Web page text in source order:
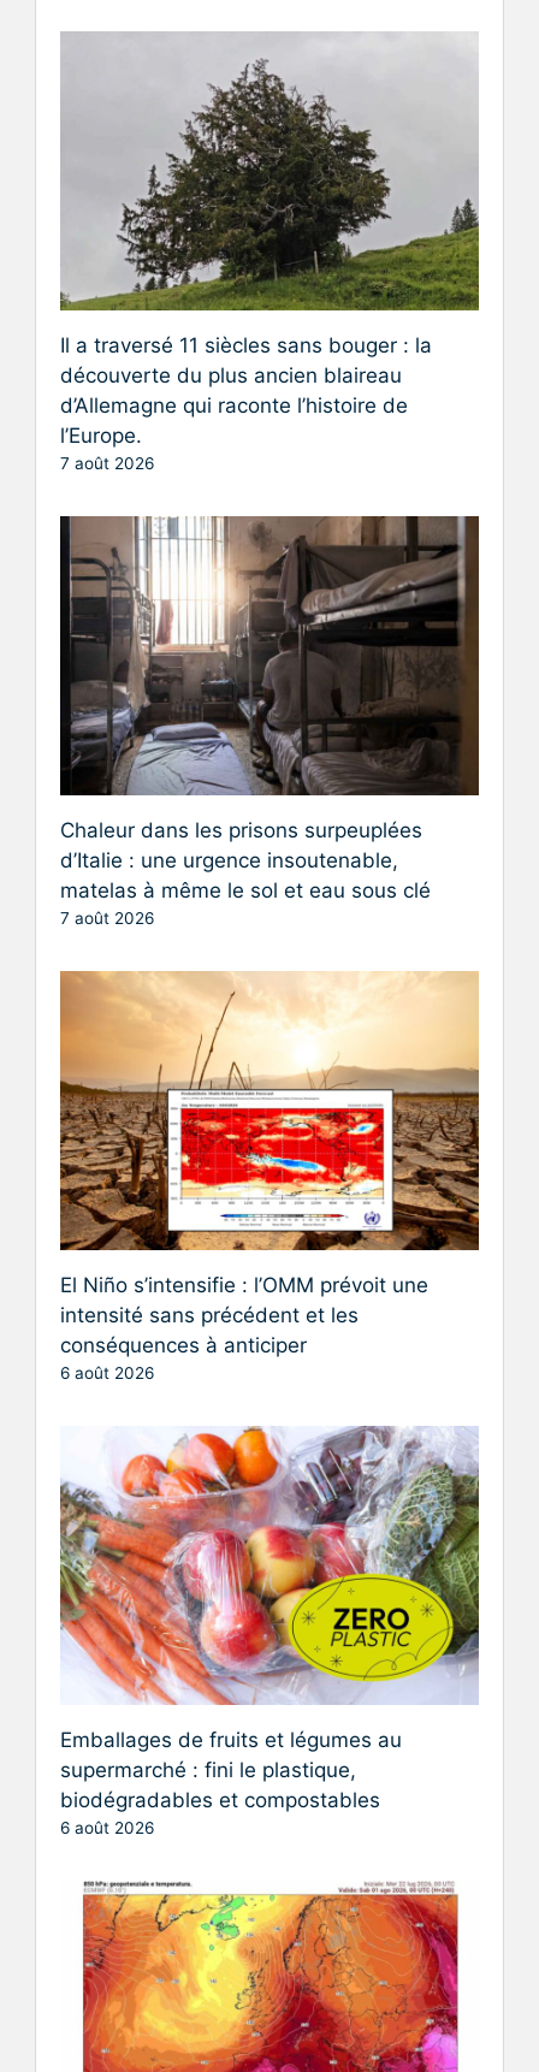
Il a traversé 11 siècles sans bouger : la
découverte du plus ancien blaireau
d’Allemagne qui raconte l’histoire de
l’Europe.
7 août 2026
Chaleur dans les prisons surpeuplées
d’Italie : une urgence insoutenable,
matelas à même le sol et eau sous clé
7 août 2026
El Niño s’intensifie : l’OMM prévoit une
intensité sans précédent et les
conséquences à anticiper
6 août 2026
Emballages de fruits et légumes au
supermarché : fini le plastique,
biodégradables et compostables
6 août 2026